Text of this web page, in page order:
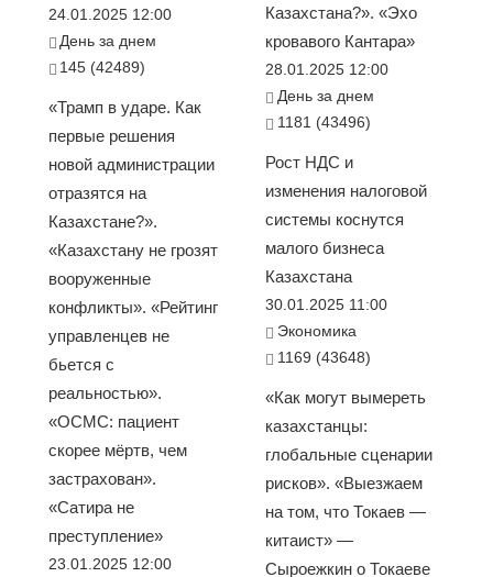
24.01.2025 12:00
День за днем
145 (42489)
«Трамп в ударе. Как
первые решения
новой администрации
отразятся на
Казахстане?».
«Казахстану не грозят
вооруженные
конфликты». «Рейтинг
управленцев не
бьется с
реальностью».
«ОСМС: пациент
скорее мёртв, чем
застрахован».
«Сатира не
преступление»
23.01.2025 12:00
Казахстана?». «Эхо
кровавого Кантара»
28.01.2025 12:00
День за днем
1181 (43496)
Рост НДС и
изменения налоговой
системы коснутся
малого бизнеса
Казахстана
30.01.2025 11:00
Экономика
1169 (43648)
«Как могут вымереть
казахстанцы:
глобальные сценарии
рисков». «Выезжаем
на том, что Токаев —
китаист» —
Сыроежкин о Токаеве